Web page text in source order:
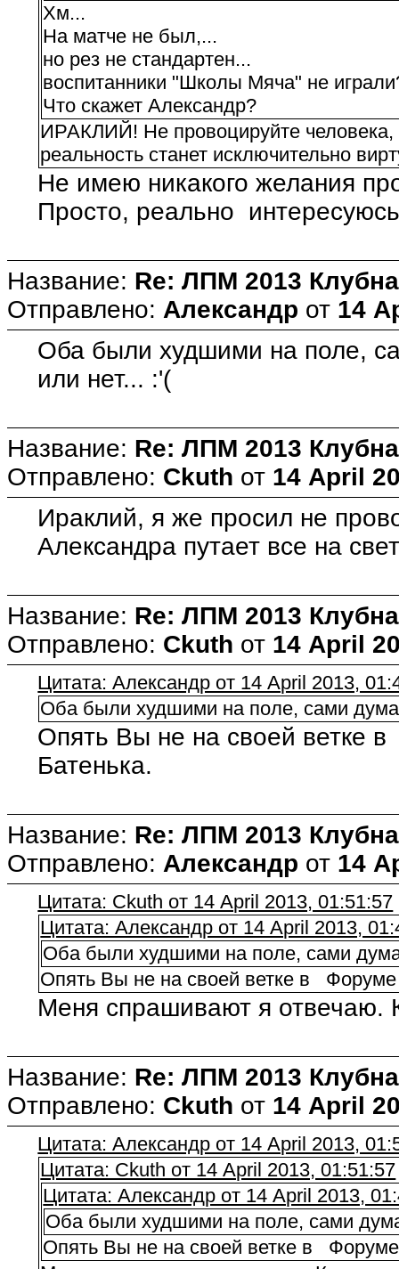
Хм...
На матче не был,...
но рез не стандартен...
воспитанники "Школы Мяча" не
Что скажет Александр?
ИРАКЛИЙ! Не провоцируйте человека,
реальность станет исключительно
Не имею никакого желания
Просто, реально
Название: Re: ЛПМ 2013
Отправлено: Александр от 14
Оба были худшими на поле,
или нет... :'(
Название: Re: ЛПМ 2013
Отправлено: Ckuth от 14 April
Ираклий, я же просил не
Александра путает все на
Название: Re: ЛПМ 2013
Отправлено: Ckuth от 14 April
Цитата: Александр от 14 April 2013,
Оба были худшими на поле, сами
Опять Вы не на своей ветке
Батенька.
Название: Re: ЛПМ 2013
Отправлено: Александр от 14
Цитата: Ckuth от 14 April 2013, 01:51:57
Цитата: Александр от 14 April 2013,
Оба были худшими на поле, сами
Опять Вы не на своей ветке в Форуме
Меня спрашивают я отвечаю.
Название: Re: ЛПМ 2013
Отправлено: Ckuth от 14 April
Цитата: Александр от 14 April 2013,
Цитата: Ckuth от 14 April 2013, 01:51:57
Цитата: Александр от 14 April 2013,
Оба были худшими на поле, сами
Опять Вы не на своей ветке в Форуме